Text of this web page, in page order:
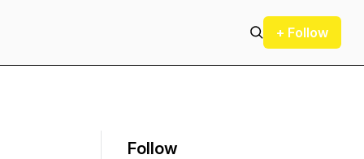
+ Follow
Follow